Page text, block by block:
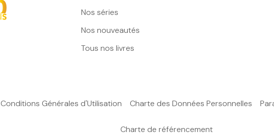
Nos séries
Nos nouveautés
Tous nos livres
Conditions Générales d'Utilisation Charte des Données Personnelles
Charte de référencement